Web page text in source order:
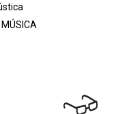
MÚSICA